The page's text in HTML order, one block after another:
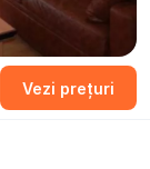
Vezi prețuri